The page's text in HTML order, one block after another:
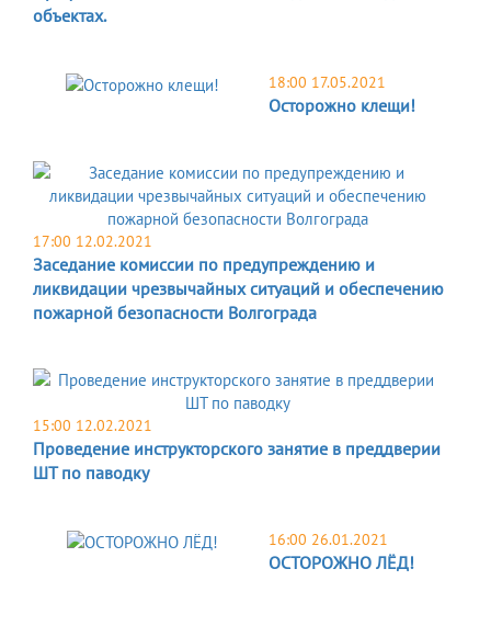
объектах.
18:00 17.05.2021
Осторожно клещи!
17:00 12.02.2021
Заседание комиссии по предупреждению и
ликвидации чрезвычайных ситуаций и обеспечению
пожарной безопасности Волгограда
15:00 12.02.2021
Проведение инструкторского занятие в преддверии
ШТ по паводку
16:00 26.01.2021
ОСТОРОЖНО ЛЁД!